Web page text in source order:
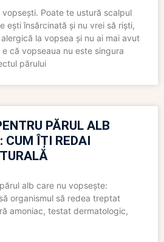
Poate te ustură scalpul
ești însărcinată și nu vrei să riști,
la vopsea și nu ai mai avut
că vopseaua nu este singura
părului
PĂRUL ALB
CUM ÎȚI REDAI
alb care nu vopsește:
organismul să redea treptat
amoniac, testat dermatologic,